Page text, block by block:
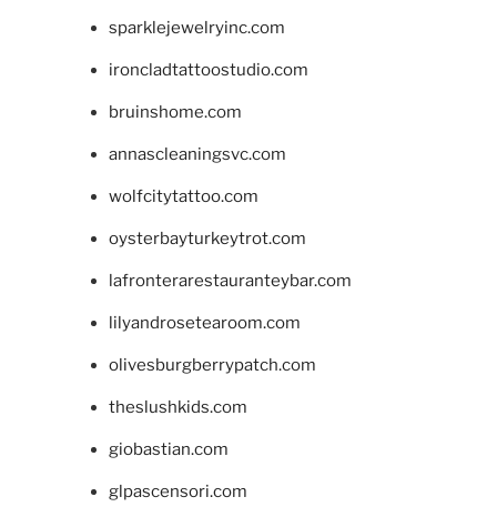
sparklejewelryinc.com
ironcladtattoostudio.com
bruinshome.com
annascleaningsvc.com
wolfcitytattoo.com
oysterbayturkeytrot.com
lafronterarestauranteybar.com
lilyandrosetearoom.com
olivesburgberrypatch.com
theslushkids.com
giobastian.com
glpascensori.com